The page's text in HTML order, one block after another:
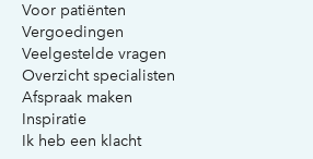
Voor patiënten
Vergoedingen
Veelgestelde vragen
Overzicht specialisten
Afspraak maken
Inspiratie
Ik heb een klacht